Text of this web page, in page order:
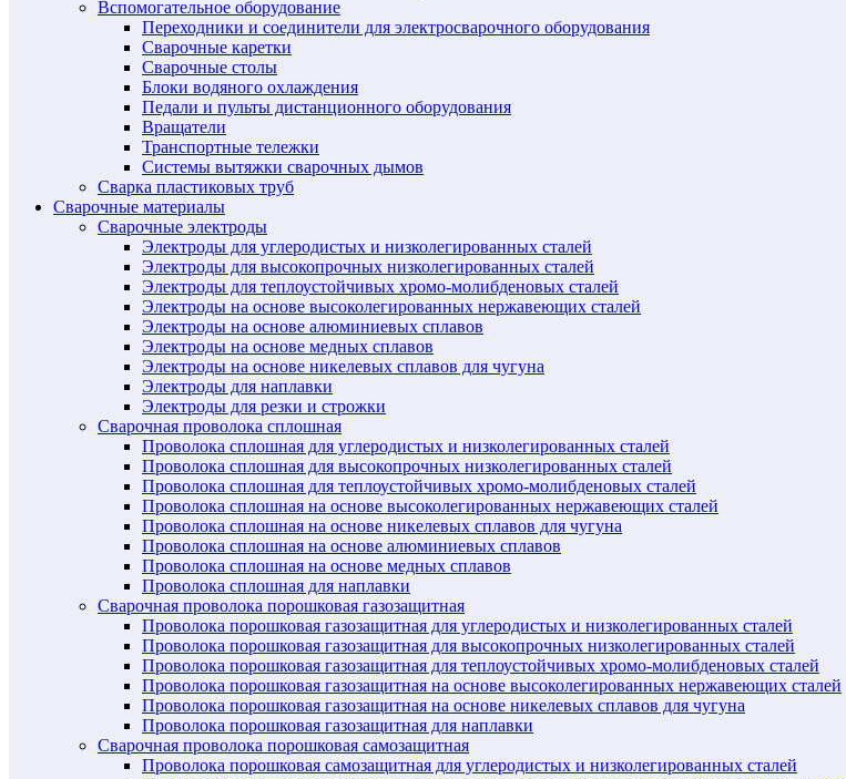
Вспомогательное оборудование
Переходники и соединители для электросварочного оборудования
Сварочные каретки
Сварочные столы
Блоки водяного охлаждения
Педали и пульты дистанционного оборудования
Вращатели
Транспортные тележки
Системы вытяжки сварочных дымов
Сварка пластиковых труб
Сварочные материалы
Сварочные электроды
Электроды для углеродистых и низколегированных сталей
Электроды для высокопрочных низколегированных сталей
Электроды для теплоустойчивых хромо-молибденовых сталей
Электроды на основе высоколегированных нержавеющих сталей
Электроды на основе алюминиевых сплавов
Электроды на основе медных сплавов
Электроды на основе никелевых сплавов для чугуна
Электроды для наплавки
Электроды для резки и строжки
Сварочная проволока сплошная
Проволока сплошная для углеродистых и низколегированных сталей
Проволока сплошная для высокопрочных низколегированных сталей
Проволока сплошная для теплоустойчивых хромо-молибденовых сталей
Проволока сплошная на основе высоколегированных нержавеющих сталей
Проволока сплошная на основе никелевых сплавов для чугуна
Проволока сплошная на основе алюминиевых сплавов
Проволока сплошная на основе медных сплавов
Проволока сплошная для наплавки
Сварочная проволока порошковая газозащитная
Проволока порошковая газозащитная для углеродистых и низколегированных сталей
Проволока порошковая газозащитная для высокопрочных низколегированных сталей
Проволока порошковая газозащитная для теплоустойчивых хромо-молибденовых сталей
Проволока порошковая газозащитная на основе высоколегированных нержавеющих сталей
Проволока порошковая газозащитная на основе никелевых сплавов для чугуна
Проволока порошковая газозащитная для наплавки
Сварочная проволока порошковая самозащитная
Проволока порошковая самозащитная для углеродистых и низколегированных сталей